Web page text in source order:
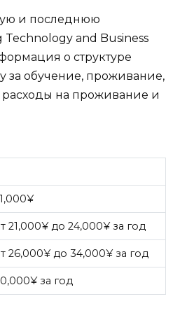
и последнюю
and Business
о структуре
за обучение, проживание,
расходы на проживание и
21,000¥ до 24,000¥ за год
26,000¥ до 34,000¥ за год
за год